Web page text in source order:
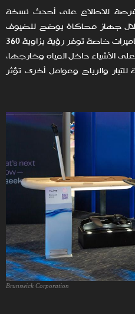
للاطلاع على أحدث نسخة
جهاز محاكاة يوضح للضيوف
كيف يعمل النظام المكوّن من كاميرات خاصة توفر رؤية بزاوية 360
الأشياء داخل المياه وخارجها،
والرياح وعوامل أخرى تؤثر
Brunswick Corporation